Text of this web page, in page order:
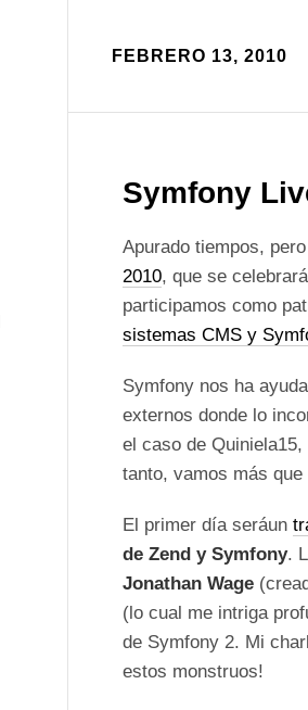
FEBRERO 13, 2010
Symfony
Apurado tiempos,
2010, que se
participamos como
sistemas CMS y
Symfony nos ha
externos donde lo
el caso de
tanto, vamos más
El primer día seráun
de Zend y Symfony.
Jonathan Wage
(lo cual me intriga
de Symfony 2. Mi
estos monstruos!